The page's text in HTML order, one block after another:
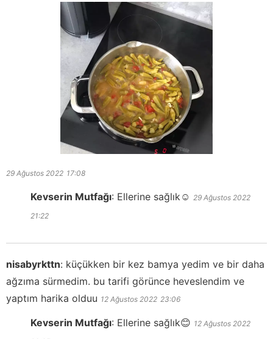
29 Ağustos 2022 17:08
Kevserin Mutfağı: Ellerine sağlık☺️ 29 Ağustos 2022
21:22
nisabyrkttn: küçükken bir kez bamya yedim ve bir daha
ağzıma sürmedim. bu tarifi görünce heveslendim ve
yaptım harika olduu 12 Ağustos 2022 23:06
Kevserin Mutfağı: Ellerine sağlık😊 12 Ağustos 2022